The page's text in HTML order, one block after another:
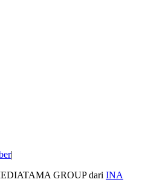
GROUP dari INA